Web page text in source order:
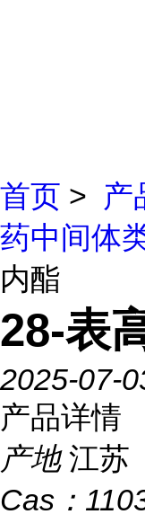
首页 > 产
药中间体
内酯
28-表
2025-07-
产品详情
产地 江苏
Cas：